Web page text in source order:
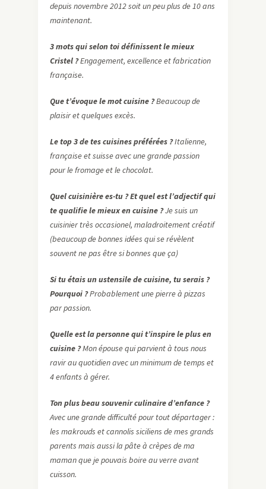
depuis novembre 2012 soit un peu plus de 10 ans
maintenant.
3 mots qui selon toi définissent le mieux
Cristel ?Engagement, excellence et fabrication
française.
Que t’évoque le mot cuisine ?Beaucoup de
plaisir et quelques excès.
Le top 3 de tes cuisines préférées ?Italienne,
française et suisse avec une grande passion
pour le fromage et le chocolat.
Quel cuisinière es-tu ? Et quel est l’adjectif qui
te qualifie le mieux en cuisine ?Je suis un
cuisinier très occasionel, maladroitement créatif
(beaucoup de bonnes idées qui se révèlent
souvent ne pas être si bonnes que ça)
Si tu étais un ustensile de cuisine, tu serais ?
Pourquoi ?Probablement une pierre à pizzas
par passion.
Quelle est la personne qui t’inspire le plus en
cuisine ?Mon épouse qui parvient à tous nous
ravir au quotidien avec un minimum de temps et
4 enfants à gérer.
Ton plus beau souvenir culinaire d’enfance ?
Avec une grande difficulté pour tout départager :
les makrouds et cannolis siciliens de mes grands
parents mais aussi la pâte à crèpes de ma
maman que je pouvais boire au verre avant
cuisson.